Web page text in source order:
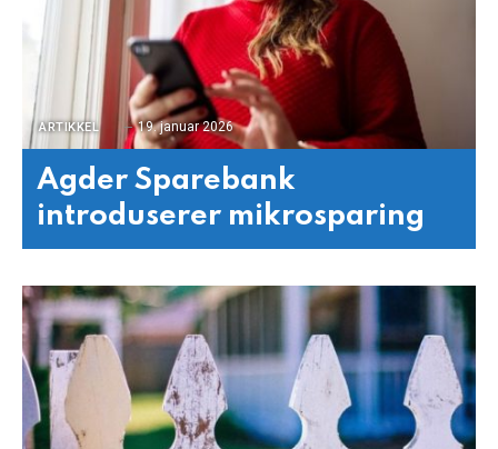
ARTIKKEL 19. januar 2026
Agder Sparebank
introduserer mikrosparing